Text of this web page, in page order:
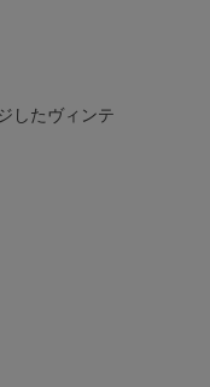
したヴィンテ